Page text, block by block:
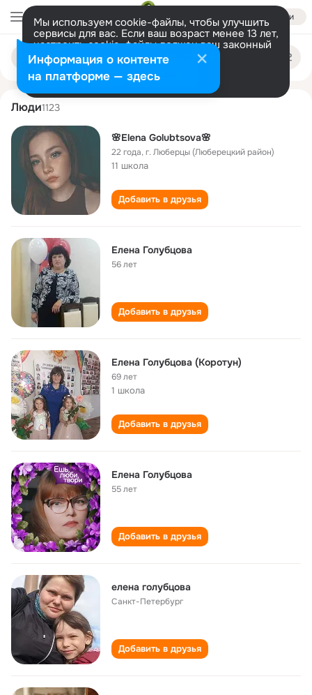
Войти
Мы используем cookie-файлы, чтобы улучшить
сервисы для вас. Если ваш возраст менее 13 лет,
настроить cookie-файлы должен ваш законный
представитель. Больше информации
Разрешить все Настроить
Поиск
людям
elena golubtsova
Люди1123
🌸Elena Golubtsova🌸
22 года,г. Люберцы (Люберецкий район)
11 школа
Добавить в друзья
Елена Голубцова
56 лет
Добавить в друзья
Елена Голубцова (Коротун)
69 лет
1 школа
Добавить в друзья
Елена Голубцова
55 лет
Добавить в друзья
елена голубцова
Санкт-Петербург
Добавить в друзья
Информация о контенте
на платформе — здесь